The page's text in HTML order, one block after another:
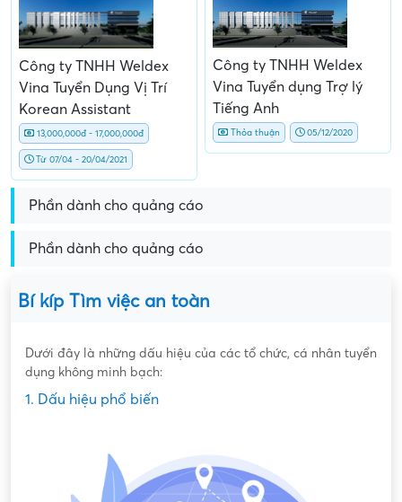
Công ty TNHH Weldex
Vina Tuyển Dụng Vị Trí
Korean Assistant
13,000,000đ - 17,000,000đ
Từ 07/04 - 20/04/2021
Công ty TNHH Weldex
Vina Tuyển dụng Trợ lý
Tiếng Anh
Thỏa thuận 05/12/2020
Phần dành cho quảng cáo
Phần dành cho quảng cáo
Bí kíp Tìm việc an toàn
Dưới đây là những dấu hiệu của các tổ chức, cá nhân tuyển
dụng không minh bạch:
1. Dấu hiệu phổ biến